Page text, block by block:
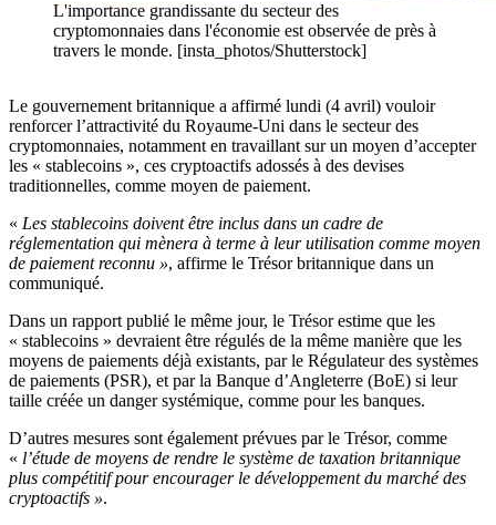
L'importance grandissante du secteur des
cryptomonnaies dans l'économie est observée de près à
travers le monde. [insta_photos/Shutterstock]
Le gouvernement britannique a affirmé lundi (4 avril) vouloir
renforcer l’attractivité du Royaume-Uni dans le secteur des
cryptomonnaies, notamment en travaillant sur un moyen d’accepter
les « stablecoins », ces cryptoactifs adossés à des devises
traditionnelles, comme moyen de paiement.
« Les stablecoins doivent être inclus dans un cadre de
réglementation qui mènera à terme à leur utilisation comme moyen
de paiement reconnu », affirme le Trésor britannique dans un
communiqué.
Dans un rapport publié le même jour, le Trésor estime que les
« stablecoins » devraient être régulés de la même manière que les
moyens de paiements déjà existants, par le Régulateur des systèmes
de paiements (PSR), et par la Banque d’Angleterre (BoE) si leur
taille créée un danger systémique, comme pour les banques.
D’autres mesures sont également prévues par le Trésor, comme
« l’étude de moyens de rendre le système de taxation britannique
plus compétitif pour encourager le développement du marché des
cryptoactifs ».